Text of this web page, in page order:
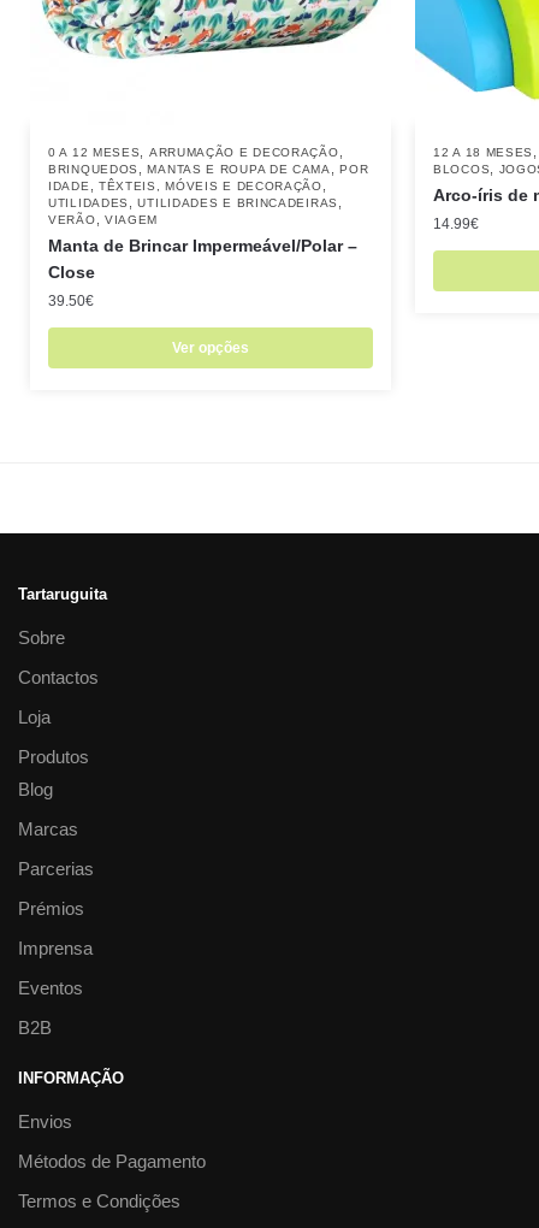
0 A 12 MESES ARRUMAÇÃO E DECORAÇÃO
BRINQUEDOS ,MANTAS E ROUPA DE CAMA ,POR
IDADE
TÊXTEIS, MÓVEIS E DECORAÇÃO
UTILIDADES ,UTILIDADES E BRINCADEIRAS
VERÃO VIAGEM
Manta de Brincar Impermeável/Polar –
Close
39.50€
Ver opções
12 A 18 MESES
BLOCOS
Arco-íris de
14.99€
Tartaruguita
Sobre
Contactos
Loja
Produtos
Blog
Marcas
Parcerias
Prémios
Imprensa
Eventos
B2B
INFORMAÇÃO
Envios
Métodos de Pagamento
Termos e Condições